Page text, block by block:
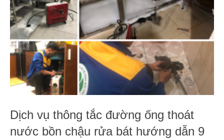
Dịch vụ thông tắc đường ống thoát
nước bồn chậu rửa bát hướng dẫn 9